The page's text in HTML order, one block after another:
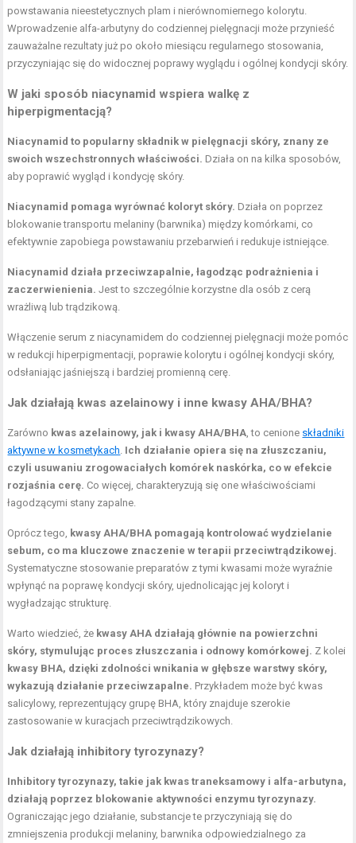
powstawania nieestetycznych plam i nierównomiernego kolorytu.
Wprowadzenie alfa-arbutyny do codziennej pielęgnacji może przynieść
zauważalne rezultaty już po około miesiącu regularnego stosowania,
przyczyniając się do widocznej poprawy wyglądu i ogólnej kondycji skóry.
W jaki sposób niacynamid wspiera walkę z
hiperpigmentacją?
Niacynamid to popularny składnik w pielęgnacji skóry, znany ze
swoich wszechstronnych właściwości. Działa on na kilka sposobów,
aby poprawić wygląd i kondycję skóry.
Niacynamid pomaga wyrównać koloryt skóry. Działa on poprzez
blokowanie transportu melaniny (barwnika) między komórkami, co
efektywnie zapobiega powstawaniu przebarwień i redukuje istniejące.
Niacynamid działa przeciwzapalnie, łagodząc podrażnienia i
zaczerwienienia. Jest to szczególnie korzystne dla osób z cerą
wrażliwą lub trądzikową.
Włączenie serum z niacynamidem do codziennej pielęgnacji może pomóc
w redukcji hiperpigmentacji, poprawie kolorytu i ogólnej kondycji skóry,
odsłaniając jaśniejszą i bardziej promienną cerę.
Jak działają kwas azelainowy i inne kwasy AHA/BHA?
Zarówno kwas azelainowy, jak i kwasy AHA/BHA , to cenione składniki
aktywne w kosmetykach Ich działanie opiera się na złuszczaniu,
czyli usuwaniu zrogowaciałych komórek naskórka, co w efekcie
rozjaśnia cerę. Co więcej, charakteryzują się one właściwościami
łagodzącymi stany zapalne.
Oprócz tego,
kwasy AHA/BHA pomagają kontrolować wydzielanie
sebum, co ma kluczowe znaczenie w terapii przeciwtrądzikowej.
Systematyczne stosowanie preparatów z tymi kwasami może wyraźnie
wpłynąć na poprawę kondycji skóry, ujednolicając jej koloryt i
wygładzając strukturę.
Warto wiedzieć, że kwasy AHA działają głównie na powierzchni
skóry, stymulując proces złuszczania i odnowy komórkowej. Z kolei
kwasy BHA, dzięki zdolności wnikania w głębsze warstwy skóry,
wykazują działanie przeciwzapalne. Przykładem może być kwas
salicylowy, reprezentujący grupę BHA, który znajduje szerokie
zastosowanie w kuracjach przeciwtrądzikowych.
Jak działają inhibitory tyrozynazy?
Inhibitory tyrozynazy, takie jak kwas traneksamowy i alfa-arbutyna,
działają poprzez blokowanie aktywności enzymu tyrozynazy.
Ograniczając jego działanie, substancje te przyczyniają się do
zmniejszenia produkcji melaniny, barwnika odpowiedzialnego za